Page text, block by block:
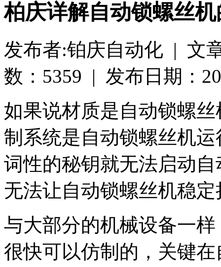
柏庆详解自动锁螺丝
发布者:铂庆自动化 | 文
数：5359 | 发布日期：
如果说材质是自动锁螺
制系统是自动锁螺丝机
词性的秘钥就无法启动
无法让自动锁螺丝机稳
与大部分的机械设备一
很快可以仿制的，关键